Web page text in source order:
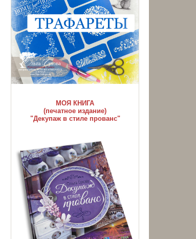
МОЯ КНИГА
(печатное издание)
"Декупаж в стиле прованс"